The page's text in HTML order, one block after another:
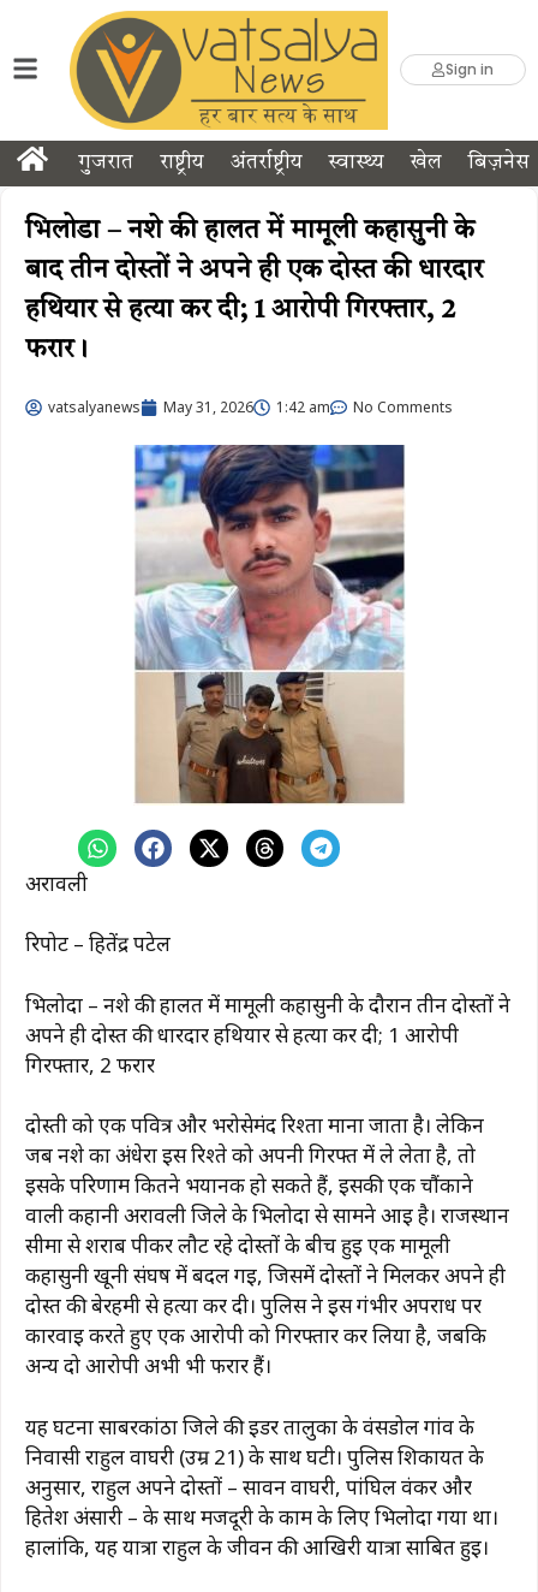
Sign in
गुजरात राष्ट्रीय अंतर्राष्ट्रीय स्वास्थ्य खेल बिज़नेस
भिलोडा – नशे की हालत में मामूली कहासुनी के
बाद तीन दोस्तों ने अपने ही एक दोस्त की धारदार
हथियार से हत्या कर दी; 1 आरोपी गिरफ्तार, 2
फरार।
vatsalyanews May 31, 2026 1:42 am No Comments
अरावली
रिपोर्ट – हितेंद्र पटेल
भिलोदा – नशे की हालत में मामूली कहासुनी के दौरान तीन दोस्तों ने
अपने ही दोस्त की धारदार हथियार से हत्या कर दी; 1 आरोपी
गिरफ्तार, 2 फरार
दोस्ती को एक पवित्र और भरोसेमंद रिश्ता माना जाता है। लेकिन
जब नशे का अंधेरा इस रिश्ते को अपनी गिरफ्त में ले लेता है, तो
इसके परिणाम कितने भयानक हो सकते हैं, इसकी एक चौंकाने
वाली कहानी अरावली जिले के भिलोदा से सामने आई है। राजस्थान
सीमा से शराब पीकर लौट रहे दोस्तों के बीच हुई एक मामूली
कहासुनी खूनी संघर्ष में बदल गई, जिसमें दोस्तों ने मिलकर अपने ही
दोस्त की बेरहमी से हत्या कर दी। पुलिस ने इस गंभीर अपराध पर
कार्रवाई करते हुए एक आरोपी को गिरफ्तार कर लिया है, जबकि
अन्य दो आरोपी अभी भी फरार हैं।
यह घटना साबरकांठा जिले की इडर तालुका के वंसडोल गांव के
निवासी राहुल वाघरी (उम्र 21) के साथ घटी। पुलिस शिकायत के
अनुसार, राहुल अपने दोस्तों – सावन वाघरी, पांघिल वंकर और
हितेश अंसारी – के साथ मजदूरी के काम के लिए भिलोदा गया था।
हालांकि, यह यात्रा राहुल के जीवन की आखिरी यात्रा साबित हुई।